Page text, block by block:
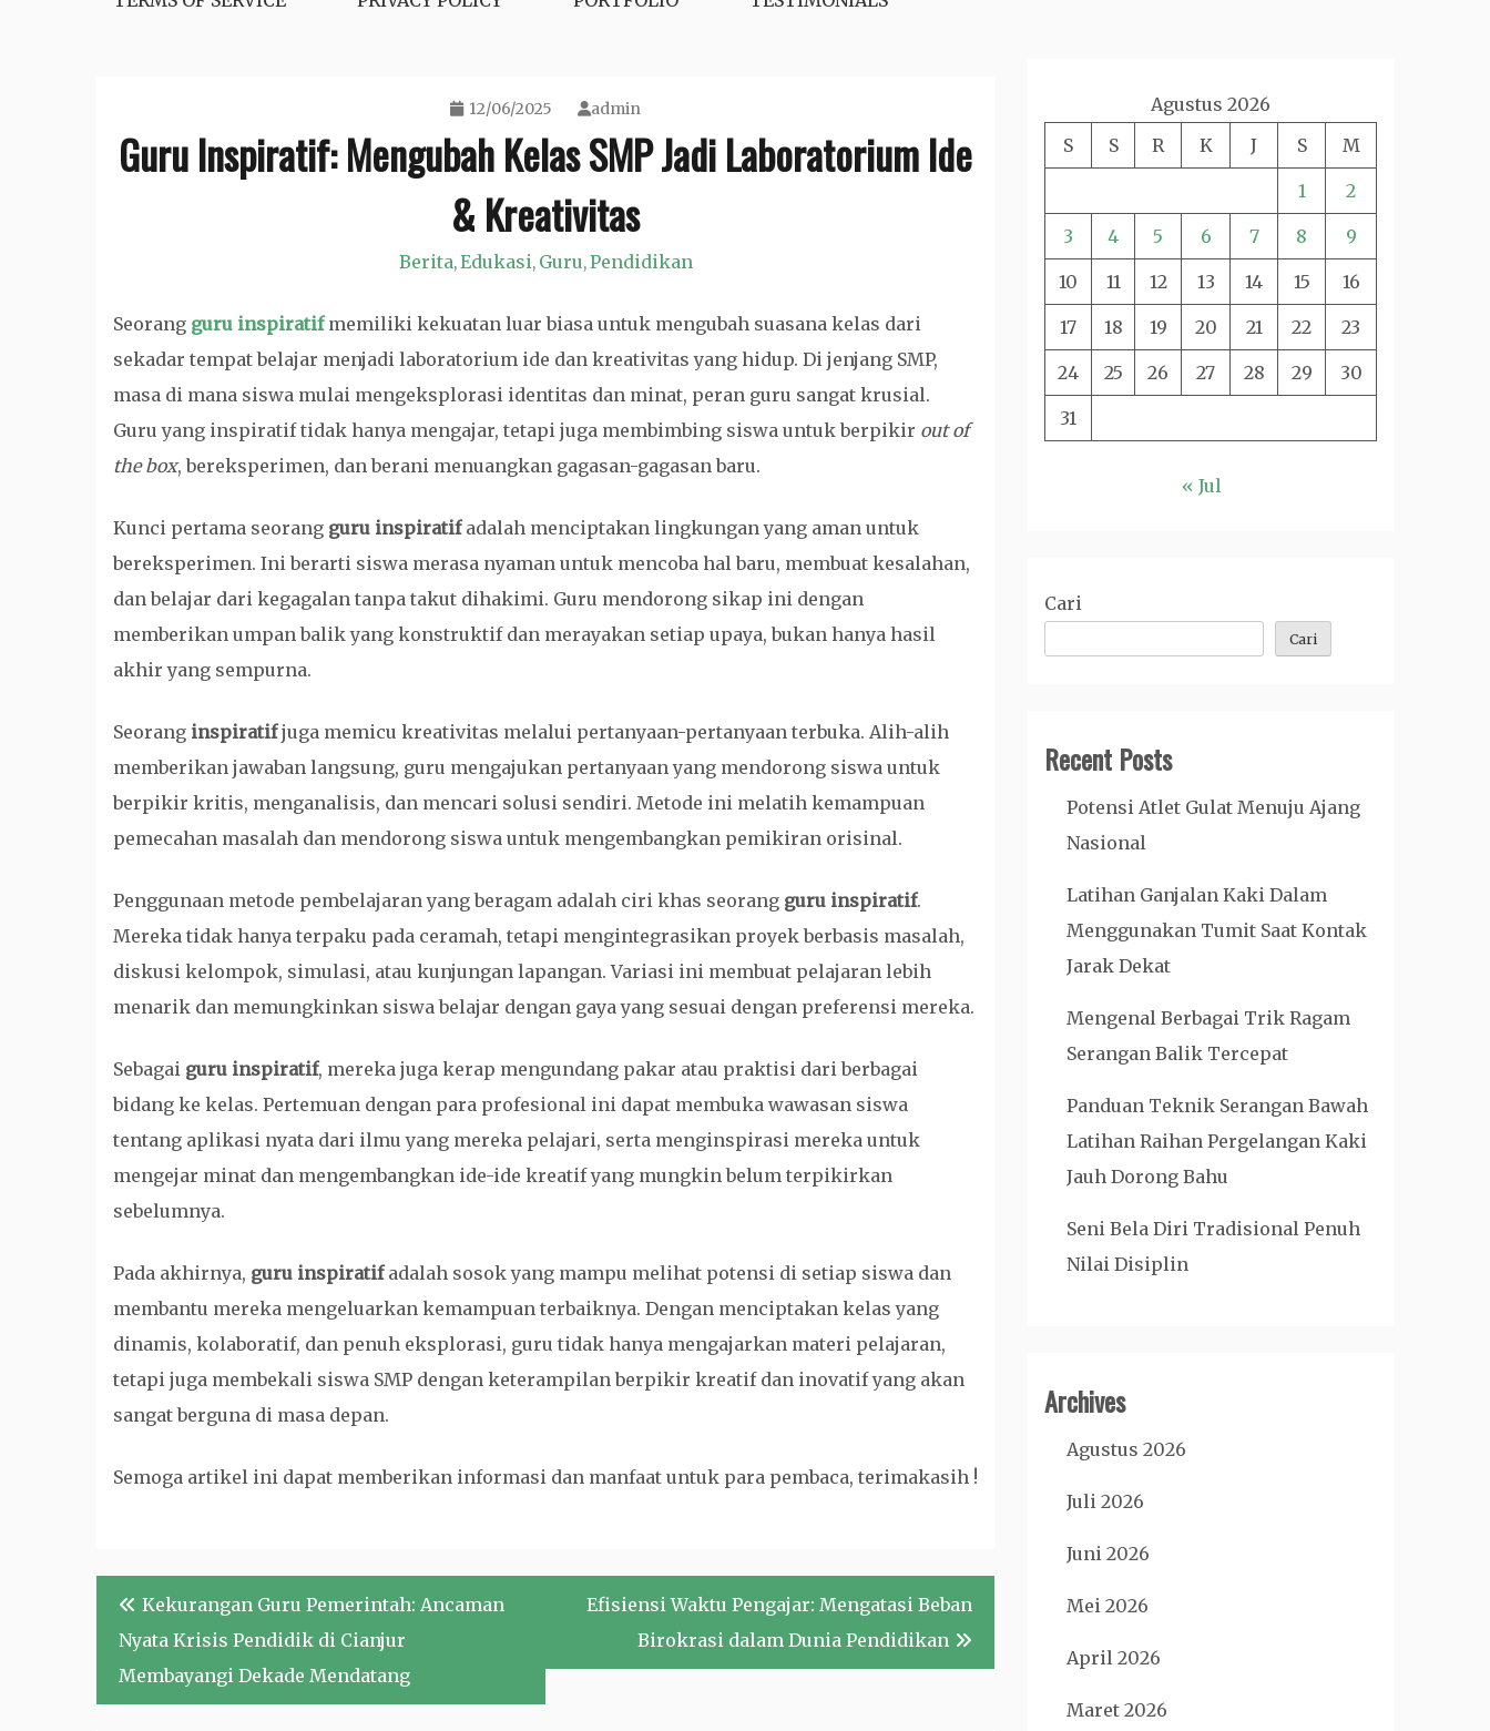
12/06/2025 admin
Guru Inspiratif: Mengubah Kelas SMP Jadi Laboratorium Ide
& Kreativitas
Berita,Edukasi, Guru,Pendidikan
Seorang guru inspiratifmemiliki kekuatan luar biasa untuk mengubah suasana kelas dari
sekadar tempat belajar menjadi laboratorium ide dan kreativitas yang hidup. Di jenjang SMP,
masa di mana siswa mulai mengeksplorasi identitas dan minat, peran guru sangat krusial.
Guru yang inspiratif tidak hanya mengajar, tetapi juga membimbing siswa untuk berpikir out of
the box, bereksperimen, dan berani menuangkan gagasan-gagasan baru.
Kunci pertama seorang guru inspiratifadalah menciptakan lingkungan yang aman untuk
bereksperimen. Ini berarti siswa merasa nyaman untuk mencoba hal baru, membuat kesalahan,
dan belajar dari kegagalan tanpa takut dihakimi. Guru mendorong sikap ini dengan
memberikan umpan balik yang konstruktif dan merayakan setiap upaya, bukan hanya hasil
akhir yang sempurna.
Seorang inspiratifjuga memicu kreativitas melalui pertanyaan-pertanyaan terbuka. Alih-alih
memberikan jawaban langsung, guru mengajukan pertanyaan yang mendorong siswa untuk
berpikir kritis, menganalisis, dan mencari solusi sendiri. Metode ini melatih kemampuan
pemecahan masalah dan mendorong siswa untuk mengembangkan pemikiran orisinal.
Penggunaan metode pembelajaran yang beragam adalah ciri khas seorang guru inspiratif.
Mereka tidak hanya terpaku pada ceramah, tetapi mengintegrasikan proyek berbasis masalah,
diskusi kelompok, simulasi, atau kunjungan lapangan. Variasi ini membuat pelajaran lebih
menarik dan memungkinkan siswa belajar dengan gaya yang sesuai dengan preferensi mereka.
Sebagai guru inspiratif, mereka juga kerap mengundang pakar atau praktisi dari berbagai
bidang ke kelas. Pertemuan dengan para profesional ini dapat membuka wawasan siswa
tentang aplikasi nyata dari ilmu yang mereka pelajari, serta menginspirasi mereka untuk
mengejar minat dan mengembangkan ide-ide kreatif yang mungkin belum terpikirkan
sebelumnya.
Pada akhirnya, guru inspiratifadalah sosok yang mampu melihat potensi di setiap siswa dan
membantu mereka mengeluarkan kemampuan terbaiknya. Dengan menciptakan kelas yang
dinamis, kolaboratif, dan penuh eksplorasi, guru tidak hanya mengajarkan materi pelajaran,
tetapi juga membekali siswa SMP dengan keterampilan berpikir kreatif dan inovatif yang akan
sangat berguna di masa depan.
Semoga artikel ini dapat memberikan informasi dan manfaat untuk para pembaca, terimakasih !
Navigasi
pos
Kekurangan Guru Pemerintah: Ancaman
Nyata Krisis Pendidik di Cianjur
Membayangi Dekade Mendatang
Efisiensi Waktu Pengajar: Mengatasi Beban
Birokrasi dalam Dunia Pendidikan
Agustus 2026
S
S R K J S M
1 2
3 4 5 6 7 8 9
10 11 12 13 14 15 16
17 18 19 20 21 22 23
24 25 26 27 28 29 30
31
« Jul
Cari
Cari
Recent Posts
Potensi Atlet Gulat Menuju Ajang
Nasional
Latihan Ganjalan Kaki Dalam
Menggunakan Tumit Saat Kontak
Jarak Dekat
Mengenal Berbagai Trik Ragam
Serangan Balik Tercepat
Panduan Teknik Serangan Bawah
Latihan Raihan Pergelangan Kaki
Jauh Dorong Bahu
Seni Bela Diri Tradisional Penuh
Nilai Disiplin
Archives
Agustus 2026
Juli 2026
Juni 2026
Mei 2026
April 2026
Maret 2026